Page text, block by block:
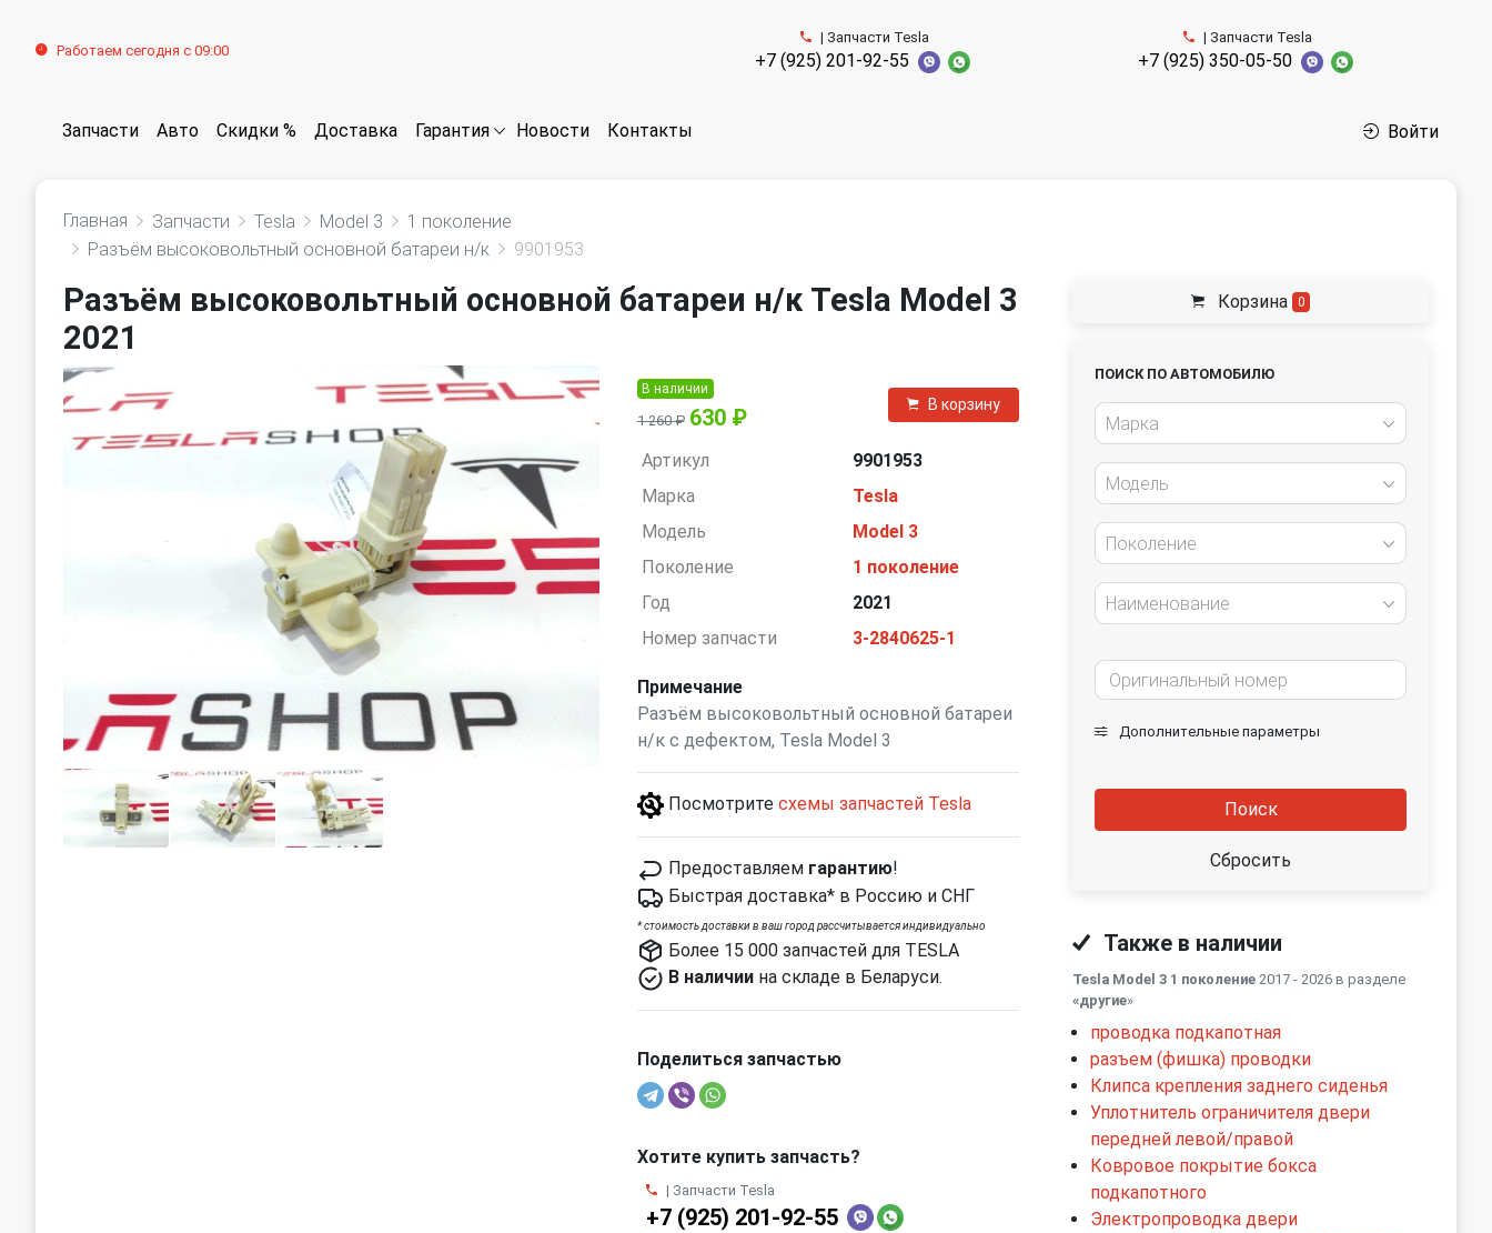
Работаем сегодня с 09:00
| Запчасти Tesla
+7 (925) 201-92-55
| Запчасти Tesla
+7 (925) 350-05-50
Запчасти Авто Скидки % Доставка Гарантия Новости Контакты Войти
Главная Запчасти Tesla Model 3
1 поколение
Разъём высоковольтный основной батареи н/к
9901953
Разъём высоковольтный основной батареи н/к Tesla Model 3
2021
В наличии
1 260 ₽ 630 ₽
В корзину
Артикул
9901953
Марка
Tesla
Модель
Model 3
Поколение
1 поколение
Год
2021
Номер запчасти
3-2840625-1
Примечание
Разъём высоковольтный основной батареи
н/к c дефектом, Tesla Model 3
Посмотрите схемы запчастей Tesla
Предоставляем гарантию!
Быстрая доставка* в Россию и СНГ
*cтоимость доставки в ваш город рассчитывается индивидуально
Более 15 000 запчастей для TESLA
В наличиина складе в Беларуси.
Поделиться запчастью
Хотите купить запчасть?
| Запчасти Tesla
+7 (925) 201-92-55
Корзина 0
ПОИСК ПО АВТОМОБИЛЮ
Марка
Модель
Поколение
Наименование
Дополнительные параметры
Поиск
Сбросить
Также в наличии
Tesla Model 3 1 поколение 2017 - 2026 в разделе
«другие»
проводка подкапотная
разъем (фишка) проводки
Клипса крепления заднего сиденья
Уплотнитель ограничителя двери
передней левой/правой
Ковровое покрытие бокса
подкапотного
Электропроводка двери